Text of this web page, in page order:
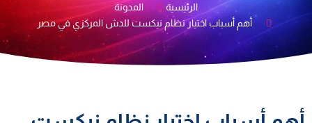
الرئيسية
المدونة
أهم أسباب اختيار نظام نيكست للدش المركزي في مصر